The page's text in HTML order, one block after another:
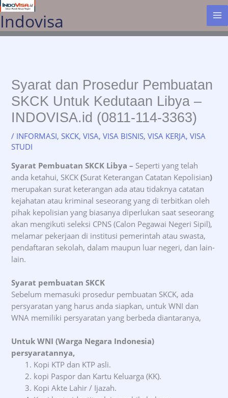
Lewati
ke
konten
Indovisa
Syarat dan Prosedur Pembuatan
SKCK Untuk Kedutaan Libya –
INDOVISA.id (0811-114-3363)
/ INFORMASI,SKCK,VISA,VISA BISNIS,VISA KERJA,VISA
STUDI
Syarat Pembuatan SKCK Libya – Seperti yang telah
anda ketahui, SKCK(Surat Keterangan Catatan Kepolisian)
merupakan surat keterangan ada atau tidaknya catatan
kejahatan atau kriminal seseorang yang di terbitkan oleh
pihak kepolisian yang biasanya diperlukan saat seseorang
akan mengikuti seleksi CPNS (Calon Pegawai Negeri Sipil),
melamar pekerjaan di institusi pemerintah atau swasta,
pendaftaran sekolah, dalam maupun luar negeri, dan lain-
lain.
Syarat pembuatan SKCK
Sebelum memasuki prosedur pembuatan SKCK, ada
persyaratan yang harus anda siapkan, untuk WNI dan
WNA memiliki persyaratan yang berbeda diantaranya,
Untuk WNI (Warga Negara Indonesia)
persyaratannya,
Kopi KTP dan KTP asli.
kopi Paspor dan Kartu Keluarga (KK).
Kopi Akte Lahir / Ijazah.